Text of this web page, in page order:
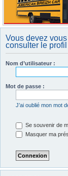
Vous devez
consulter le
Nom d’utilisateur :
Mot de passe :
J’ai oublié mon mot
Se souvenir de
Masquer ma